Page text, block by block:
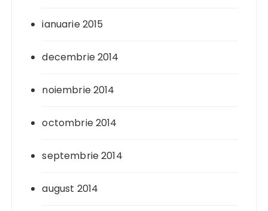
ianuarie 2015
decembrie 2014
noiembrie 2014
octombrie 2014
septembrie 2014
august 2014